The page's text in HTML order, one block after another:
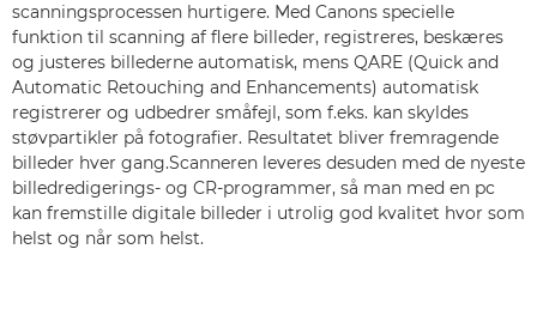
scanningsprocessen hurtigere. Med Canons specielle
funktion til scanning af flere billeder, registreres, beskæres
og justeres billederne automatisk, mens QARE (Quick and
Automatic Retouching and Enhancements) automatisk
registrerer og udbedrer småfejl, som f.eks. kan skyldes
støvpartikler på fotografier. Resultatet bliver fremragende
billeder hver gang.Scanneren leveres desuden med de nyeste
billedredigerings- og CR-programmer, så man med en pc
kan fremstille digitale billeder i utrolig god kvalitet hvor som
helst og når som helst.